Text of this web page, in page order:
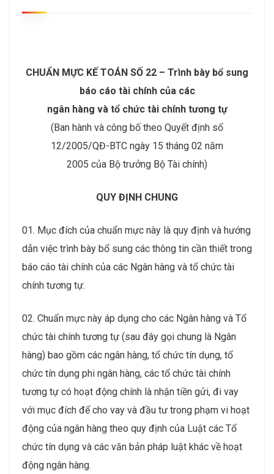
CHUẨN MỰC KẾ TOÁN SỐ 22 – Trình bày bổ sung
báo cáo tài chính của các
ngân hàng và tổ chức tài chính tương tự
(Ban hành và công bố theo Quyết định số
12/2005/QĐ-BTC ngày 15 tháng 02 năm
2005 của Bộ trưởng Bộ Tài chính)
QUY ĐỊNH CHUNG
01. Mục đích của chuẩn mực này là quy định và hướng
dẫn việc trình bày bổ sung các thông tin cần thiết trong
báo cáo tài chính của các Ngân hàng và tổ chức tài
chính tương tự.
02. Chuẩn mực này áp dụng cho các Ngân hàng và Tổ
chức tài chính tương tự (sau đây gọi chung là Ngân
hàng) bao gồm các ngân hàng, tổ chức tín dụng, tổ
chức tín dụng phi ngân hàng, các tổ chức tài chính
tương tự có hoạt động chính là nhận tiền gửi, đi vay
với mục đích để cho vay và đầu tư trong phạm vi hoạt
động của ngân hàng theo quy định của Luật các Tổ
chức tín dụng và các văn bản pháp luật khác về hoạt
động ngân hàng.